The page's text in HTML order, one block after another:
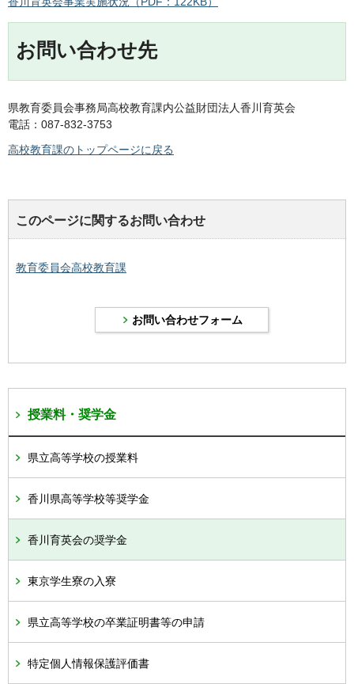
お問い合わせ先
県教育委員会事務局高校教育課内公益財団法人香川育英会
電話：087-832-3753
高校教育課のトップページに戻る
このページに関するお問い合わせ
教育委員会高校教育課
授業料・奨学金
県立高等学校の授業料
香川県高等学校等奨学金
香川育英会の奨学金
東京学生寮の入寮
県立高等学校の卒業証明書等の申請
特定個人情報保護評価書